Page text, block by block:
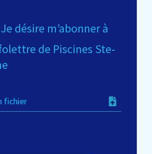
Je désire m’abonner à
de Piscines Ste-
fichier